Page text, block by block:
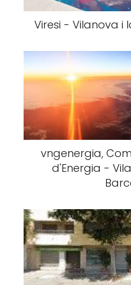
Viresi - Vilanova i
vngenergia,
d'Energia -